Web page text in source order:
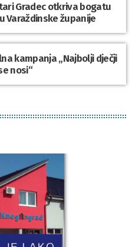
Gradec otkriva bogatu
Varaždinske županije
kampanja „Najbolji dječji
nosi“